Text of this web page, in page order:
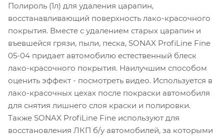
Полироль (1л) для удаления царапин,
восстанавливающий поверхность лако-красочного
покрытия. Вместе с удалением старых царапин и
въевшейся грязи, пыли, песка, SONAX ProfiLine Fine
05-04 придает автомобилю естественный блеск
лако-красочного покрытия. Наилучшим способом
оценить эффект - посмотреть видео. Используется в
лако-красочных цехах после покраски автомобиля
для снятия лишнего слоя краски и полировки.
Также SONAX ProfiLine Fine используют для
восстановления ЛКП б/у автомобилей, за которыми